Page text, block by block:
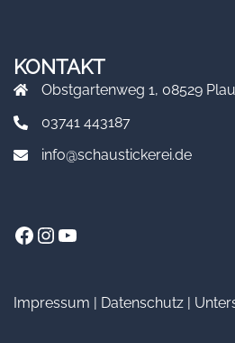
KONTAKT
Obstgartenweg 1, 08529
03741 443187
info@schaustickerei.de
Facebook
Instagram
YouTube
Impressum | Datenschutz |